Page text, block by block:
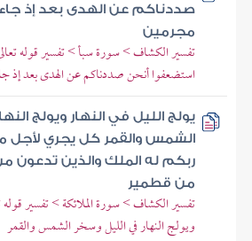
صددناكم عن الهدى بعد إذ
مجرمين
تفسير الكشاف > سورة سبأ > تفسير قوله
استضعفوا أنحن صددناكم عن الهدى بعد إذ
يولج الليل في النهار ويولج
الشمس والقمر كل يجري لأجل
ربكم له الملك والذين تدعون
من قطمير
تفسير الكشاف > سورة الملائكة > تفسير قوله
ويولج النهار في الليل وسخر الشمس والقمر